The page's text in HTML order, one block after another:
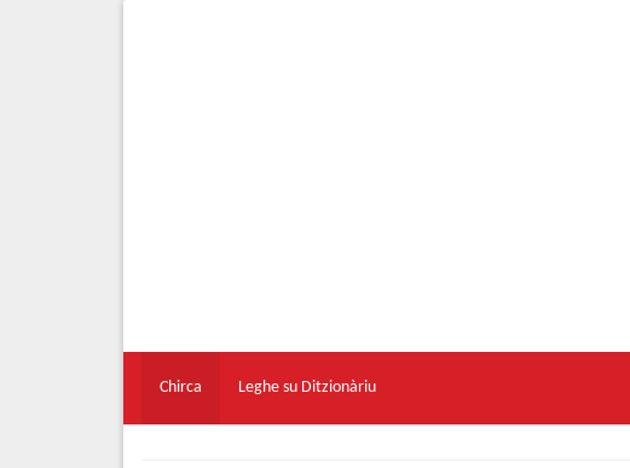
Chirca Leghe su Ditzionàriu